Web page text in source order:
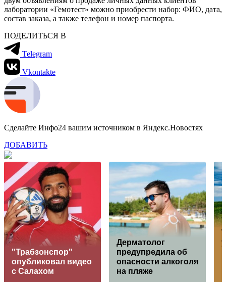
лаборатории «Гемотест» можно приобрести набор: ФИО, дата,
состав заказа, а также телефон и номер паспорта.
ПОДЕЛИТЬСЯ В
Telegram
Vkontakte
Сделайте Инфо24 вашим источником в Яндекс.Новостях
ДОБАВИТЬ
"Трабзонспор"
опубликовал видео
с Салахом
Дерматолог
предупредила об
опасности алкоголя
на пляже